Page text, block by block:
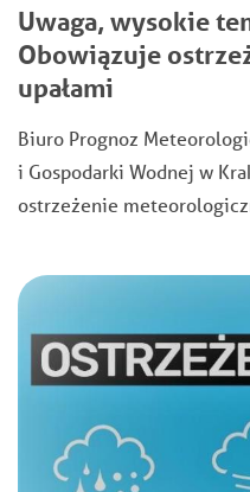
Uwaga, wysokie
Obowiązuje
upałami
Biuro Prognoz
i Gospodarki Wodnej w
ostrzeżenie